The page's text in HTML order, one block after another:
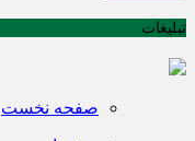
تبلیغات
صفحه نخست